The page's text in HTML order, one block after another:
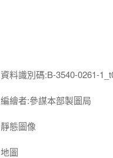
資料識別碼:B-3540-0261-
編繪者:參謀本部製圖局
靜態圖像
地圖